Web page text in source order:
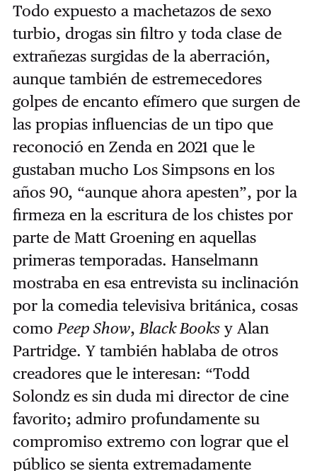
Todo expuesto a machetazos de sexo
turbio, drogas sin filtro y toda clase de
extrañezas surgidas de la aberración,
aunque también de estremecedores
golpes de encanto efímero que surgen de
las propias influencias de un tipo que
reconoció en Zenda en 2021 que le
gustaban mucho Los Simpsons en los
años 90, “aunque ahora apesten”, por la
firmeza en la escritura de los chistes por
parte de Matt Groening en aquellas
primeras temporadas. Hanselmann
mostraba en esa entrevista su inclinación
por la comedia televisiva británica, cosas
como Peep Show, Black Booksy Alan
Partridge. Y también hablaba de otros
creadores que le interesan: “Todd
Solondz es sin duda mi director de cine
favorito; admiro profundamente su
compromiso extremo con lograr que el
público se sienta extremadamente